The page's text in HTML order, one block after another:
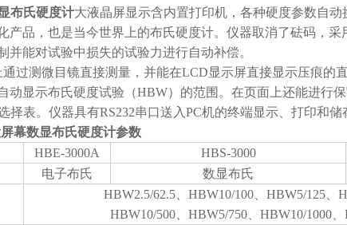
布氏硬度计大液晶屏显示含内置打印机，各种硬度参数自
产品，也是当今世界上的布氏硬度计。仪器取消了砝码，
并能对试验中损失的试验力进行自动补偿。
过测微目镜直接测量，并能在LCD显示屏直接显示压痕的
动显示布氏硬度试验（HBW）的范围。在页面上还能进行
择表。仪器具有RS232串口送入PC机的终端显示、打印和储
幕数显布氏硬度计参数
HBE-3000A HBS-3000
电子布氏 数显布氏
HBW2.5/62.5、HBW10/100、HBW5/125、
HBW10/500、HBW5/750、HBW10/1000